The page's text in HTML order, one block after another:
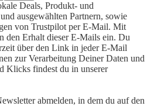
Deals, Produkt- und
ausgewählten Partnern, sowie
von Trustpilot per E-Mail. Mit
Erhalt dieser E-Mails ein. Du
über den Link in jeder E-Mail
zur Verarbeitung Deiner Daten und
Klicks findest du in unserer
abmelden, in dem du auf den